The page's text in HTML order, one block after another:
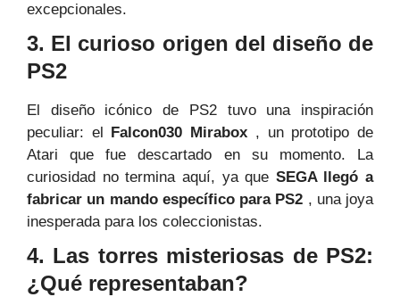
excepcionales.
3. El curioso origen del diseño de
PS2
El diseño icónico de PS2 tuvo una inspiración
peculiar: el
Falcon030 Mirabox , un prototipo de
Atari que fue descartado en su momento. La
curiosidad no termina aquí, ya que SEGA llegó a
fabricar un mando específico para PS2 , una joya
inesperada para los coleccionistas.
4. Las torres misteriosas de PS2:
¿Qué representaban?